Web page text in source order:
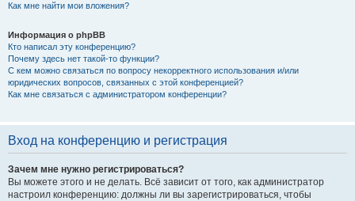
Как мне найти мои вложения?
Информация о phpBB
Кто написал эту конференцию?
Почему здесь нет такой-то функции?
С кем можно связаться по вопросу некорректного использования и/или
юридических вопросов, связанных с этой конференцией?
Как мне связаться с администратором конференции?
Вход на конференцию и регистрация
Зачем мне нужно регистрироваться?
Вы можете этого и не делать. Всё зависит от того, как администратор
настроил конференцию: должны ли вы зарегистрироваться, чтобы